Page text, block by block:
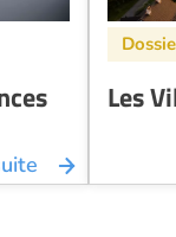
Les